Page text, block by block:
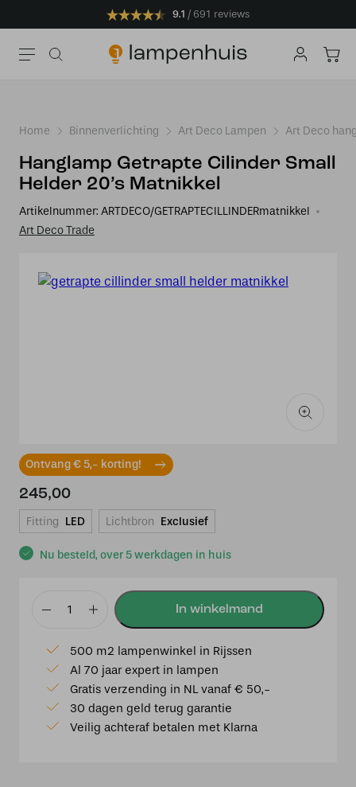
9.1 691 reviews
Home Binnenverlichting Art Deco Lampen Art Deco
Hanglamp Getrapte Cilinder Small
Helder 20’s Matnikkel
Artikelnummer: ARTDECO/GETRAPTECILLINDERmatnikkel
Art Deco Trade
Ontvang € 5,- korting!
Nu besteld, over 5 werkdagen in huis
245,00
Fitting LED Lichtbron Exclusief
Hanglamp
Cilinder
Small
Helder
20's
Matnikkel
500 m2 lampenwinkel in Rijssen
Al 70 jaar expert in lampen
Gratis verzending in NL vanaf € 50,-
30 dagen geld terug garantie
Veilig achteraf betalen met Klarna